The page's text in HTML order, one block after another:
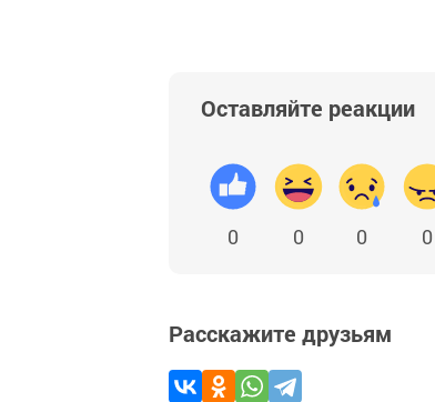
Оставляйте реакции
0 0 0 0
Расскажите друзьям